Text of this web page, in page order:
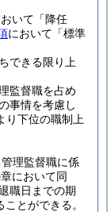
いて「降任
において「標準
できる限り上
監督職を占め
事情を考慮し
り下位の職制上
理監督職に係
において同
職日までの期
とができる。